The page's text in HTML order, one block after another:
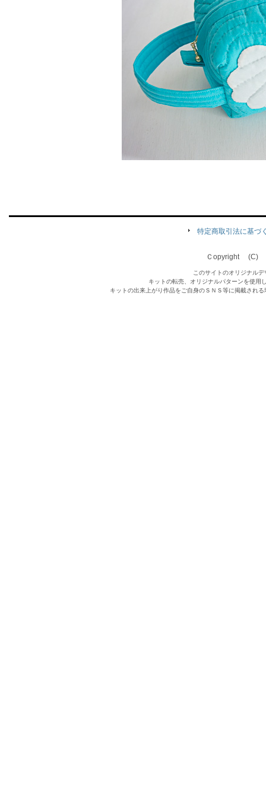
特定商取引法に基づ
Ｃopyright (C)
このサイトのオリジナル
キットの転売、オリジナルパターンを使用
キットの出来上がり作品をご自身のＳＮＳ等に掲載され